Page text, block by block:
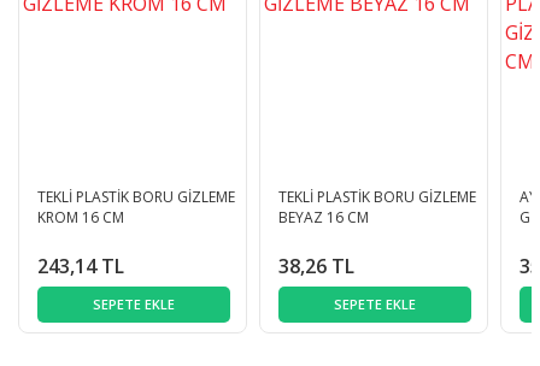
TEKLİ PLASTİK BORU GİZLEME
KROM 16 CM
243,14 TL
SEPETE EKLE
TEKLİ PLASTİK BORU GİZLEME
BEYAZ 16 CM
38,26 TL
SEPETE EKLE